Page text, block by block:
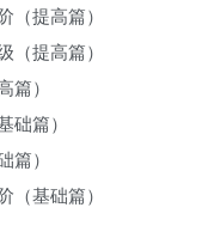
（提高篇）
（提高篇）
篇）
础篇）
篇）
（基础篇）